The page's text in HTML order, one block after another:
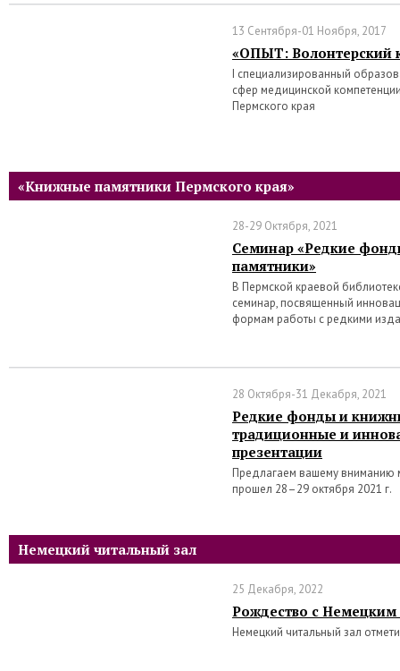
13 Сентября-01 Ноября, 2017
«ОПЫТ: Волонтерский
I специализированный
сфер медицинской
Пермского края
«Книжные памятники Пермского края»
28-29 Октября, 2021
Семинар «Редкие
памятники»
В Пермской краевой
семинар, посвященный
формам работы с редкими
28 Октября-31 Декабря, 2021
Редкие фонды и
традиционные и
презентации
Предлагаем вашему вниманию
прошел 28–29 октября 2021 г.
Немецкий читальный зал
25 Декабря, 2022
Рождество с Немецким
Немецкий читальный зал